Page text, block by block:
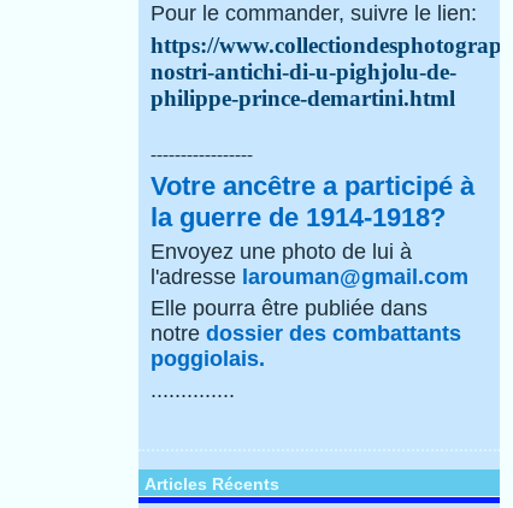
Pour le commander, suivre le lien:
https://
nostri-antichi-di-u-pighjolu-de-
philippe-prince-demartini.html
-----------------
Votre ancêtre a participé à
la guerre de 1914-1918?
Envoyez une photo de lui à
l'adresse larouman@gmail.com
Elle pourra être publiée dans
notre dossier des combattants
poggiolais.
..............
Articles Récents